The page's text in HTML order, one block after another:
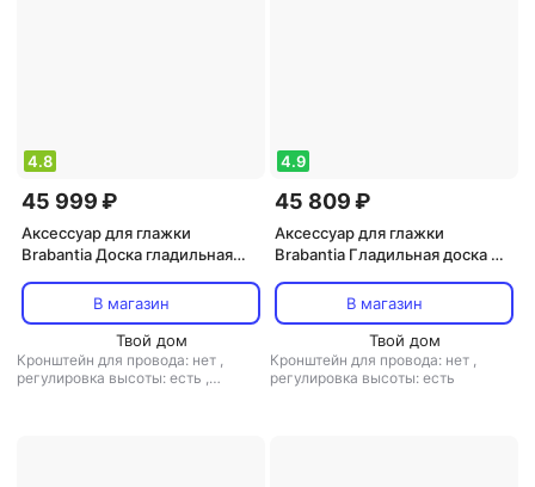
4.8
45 999 ₽
Аксессуар для глажки
Brabantia Доска гладильная
В магазин
Твой дом
Кронштейн для провода: нет ,
регулировка высоты: есть ,
4.9
45 809 ₽
Аксессуар для глажки
Brabantia Гладильная доска XL
В магазин
Твой дом
Кронштейн для провода: нет ,
регулировка высоты: есть